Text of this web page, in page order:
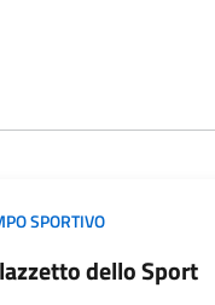
SPORTIVO
dello Sport